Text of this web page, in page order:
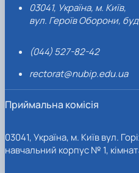
03041, Україна, м. Київ,
вул. Героїв Оборони,
(044) 527-82-42
rectorat@nubip.edu.ua
Приймальна комісія
03041, Україна, м. Київ вул.
навчальний корпус № 1,